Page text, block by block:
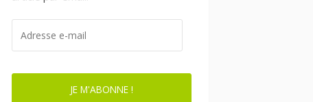
MAIL
JE M'ABONNE !